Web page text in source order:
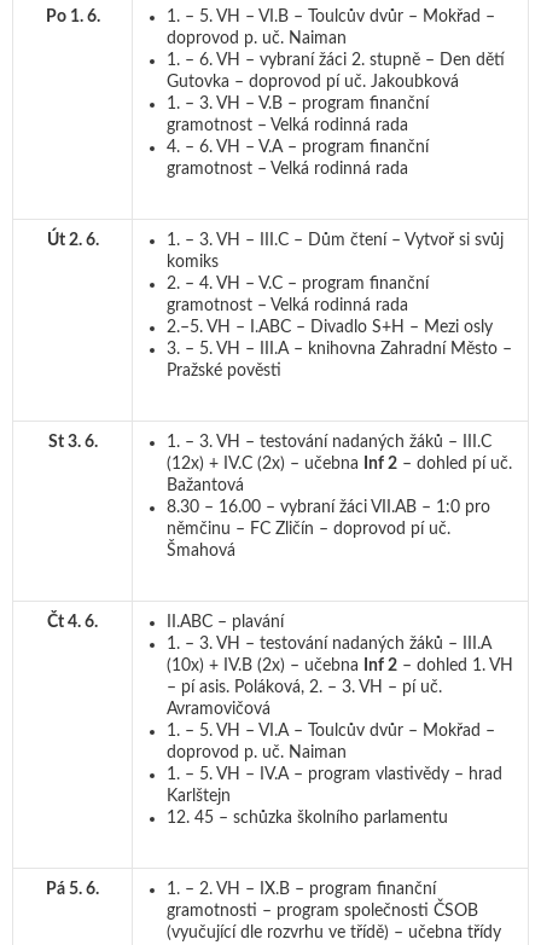
Po 1. 6.
1. – 5. VH – VI.B – Toulcův dvůr – Mokřad –
doprovod p. uč. Naiman
1. – 6. VH – vybraní žáci 2. stupně – Den dětí
Gutovka – doprovod pí uč. Jakoubková
1. – 3. VH – V.B – program finanční
gramotnost – Velká rodinná rada
4. – 6. VH – V.A – program finanční
gramotnost – Velká rodinná rada
Út 2. 6.
1. – 3. VH – III.C – Dům čtení – Vytvoř si svůj
komiks
2. – 4. VH – V.C – program finanční
gramotnost – Velká rodinná rada
2.–5. VH – I.ABC – Divadlo S+H – Mezi osly
3. – 5. VH – III.A – knihovna Zahradní Město –
Pražské pověsti
St 3. 6.
1. – 3. VH – testování nadaných žáků – III.C
(12x) + IV.C (2x) – učebna
Inf 2 – dohled pí uč.
Bažantová
8.30 – 16.00 – vybraní žáci VII.AB – 1:0 pro
němčinu – FC Zličín – doprovod pí uč.
Šmahová
Čt 4. 6.
II.ABC – plavání
1. – 3. VH – testování nadaných žáků – III.A
(10x) + IV.B (2x) – učebna
Inf 2 – dohled 1. VH
– pí asis. Poláková, 2. – 3. VH – pí uč.
Avramovičová
1. – 5. VH – VI.A – Toulcův dvůr – Mokřad –
doprovod p. uč. Naiman
1. – 5. VH – IV.A – program vlastivědy – hrad
Karlštejn
12. 45 – schůzka školního parlamentu
Pá 5. 6.
1. – 2. VH – IX.B – program finanční
gramotnosti – program společnosti ČSOB
(vyučující dle rozvrhu ve třídě) – učebna třídy